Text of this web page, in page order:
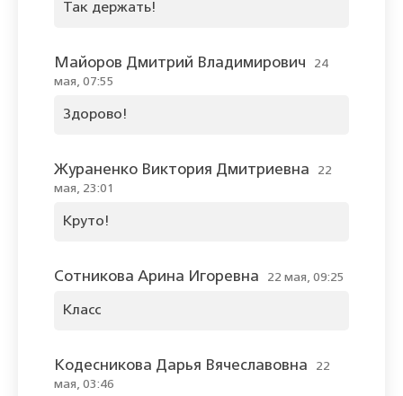
Так держать!
Майоров Дмитрий Владимирович
24
мая, 07:55
Здорово!
Жураненко Виктория Дмитриевна
22
мая, 23:01
Круто!
Сотникова Арина Игоревна 22 мая, 09:25
Класс
Кодесникова Дарья Вячеславовна
22
мая, 03:46